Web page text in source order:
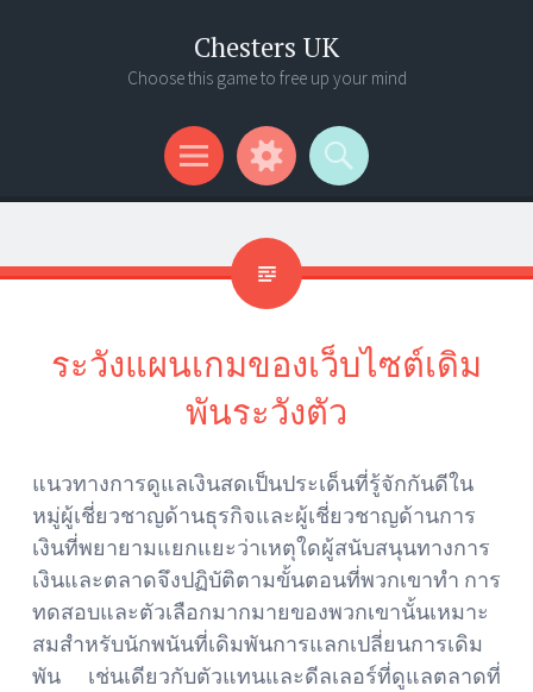
Chesters UK
Choose this game to free up your mind
Menu
Widgets
Search
ระวังแผนเกมของเว็บไซต์เดิม
พันระวังตัว
แนวทางการดูแลเงินสดเป็นประเด็นที่รู้จักกันดีใน
หมู่ผู้เชี่ยวชาญด้านธุรกิจและผู้เชี่ยวชาญด้านการ
เงินที่พยายามแยกแยะว่าเหตุใดผู้สนับสนุนทางการ
เงินและตลาดจึงปฏิบัติตามขั้นตอนที่พวกเขาทำ การ
ทดสอบและตัวเลือกมากมายของพวกเขานั้นเหมาะ
สมสำหรับนักพนันที่เดิมพันการแลกเปลี่ยนการเดิม
พัน เช่นเดียวกับตัวแทนและดีลเลอร์ที่ดูแลตลาดที่